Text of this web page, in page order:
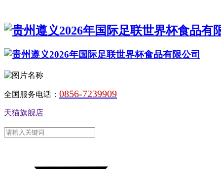
全国服务电话： 0856-7239909
天猫旗舰店